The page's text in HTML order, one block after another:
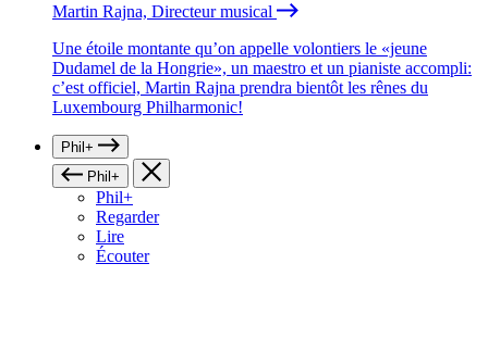
Martin Rajna, Directeur musical
Une étoile montante qu’on appelle volontiers le «jeune
Dudamel de la Hongrie», un maestro et un pianiste accompli:
c’est officiel, Martin Rajna prendra bientôt les rênes du
Luxembourg Philharmonic!
Phil+
Phil+
Phil+
Regarder
Lire
Écouter